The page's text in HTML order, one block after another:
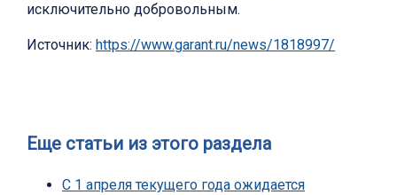
исключительно добровольным.
Источник: https://www.garant.ru/news/1818997/
Еще статьи из этого раздела
С 1 апреля текущего года ожидается